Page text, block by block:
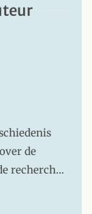
de
recherch…